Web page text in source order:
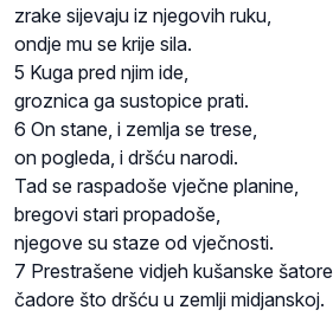
zrake sijevaju iz njegovih ruku,
ondje mu se krije sila.
5 Kuga pred njim ide,
groznica ga sustopice prati.
6 On stane, i zemlja se trese,
on pogleda, i dršću narodi.
Tad se raspadoše vječne planine,
bregovi stari propadoše,
njegove su staze od vječnosti.
7 Prestrašene vidjeh kušanske šatore,
čadore što dršću u zemlji midjanskoj.